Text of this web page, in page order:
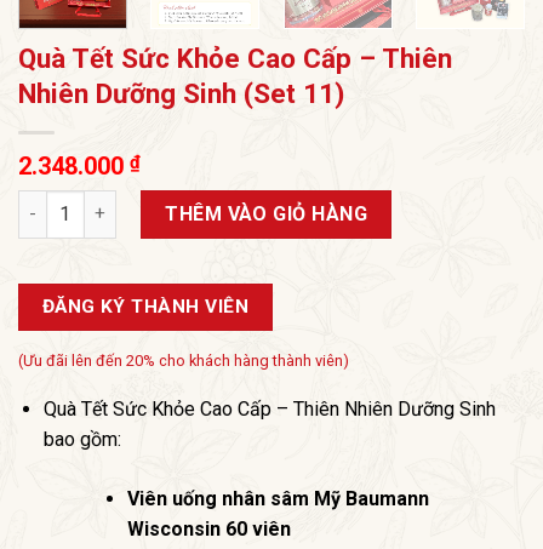
Quà Tết Sức Khỏe Cao Cấp – Thiên
Nhiên Dưỡng Sinh (Set 11)
2.348.000 ₫
Quà Tết Sức Khỏe Cao Cấp – Thiên Nhiên Dưỡng Sinh (Set
THÊM VÀO GIỎ HÀNG
ĐĂNG KÝ THÀNH VIÊN
(Ưu đãi lên đến 20% cho khách hàng thành viên)
Quà Tết Sức Khỏe Cao Cấp – Thiên Nhiên Dưỡng Sinh
bao gồm:
Viên uống nhân sâm Mỹ Baumann
Wisconsin 60 viên